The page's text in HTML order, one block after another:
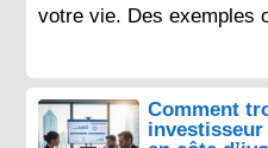
votre vie. Des exemples
Comment